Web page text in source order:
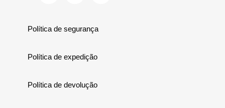
Política de segurança
Política de expedição
Política de devolução